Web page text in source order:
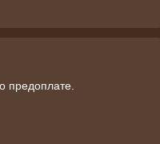
предоплате.